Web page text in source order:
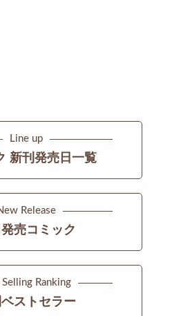
Line up
新刊発売日一覧
Release
売コミック
Selling Ranking
ストセラー